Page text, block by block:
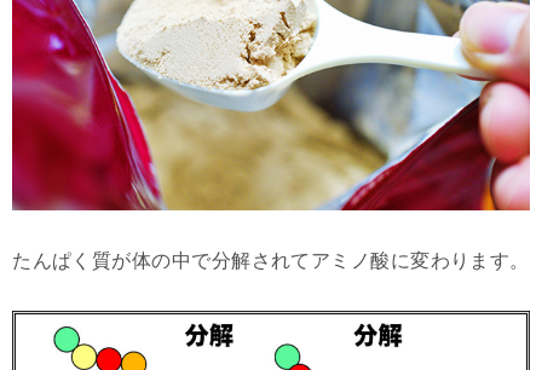
たんぱく質が体の中で分解されてアミノ酸に変わります。